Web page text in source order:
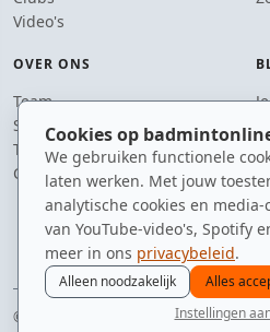
Cookies op
We gebruiken functionele
laten werken. Met jouw
analytische cookies en
van YouTube-video's, Spotify
meer in ons privacybeleid.
Alleen noodzakelijk
Alles
Instellingen
Video's
OVER ONS
Team
Supporters
Tip de redactie
Contact
© 2010–2026 badmintonline.nl · gemaakt
spelers